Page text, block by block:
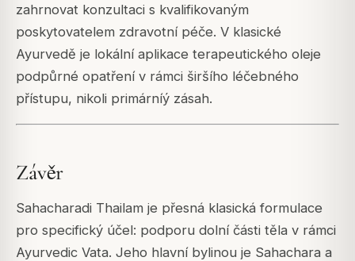
zahrnovat konzultaci s kvalifikovaným
poskytovatelem zdravotní péče. V klasické
Ayurvedě je lokální aplikace terapeutického oleje
podpůrné opatření v rámci širšího léčebného
přístupu, nikoli primárníý zásah.
Závěr
Sahacharadi Thailam je přesná klasická formulace
pro specifický účel: podporu dolní části těla v rámci
Ayurvedic Vata. Jeho hlavní bylinou je Sahachara a